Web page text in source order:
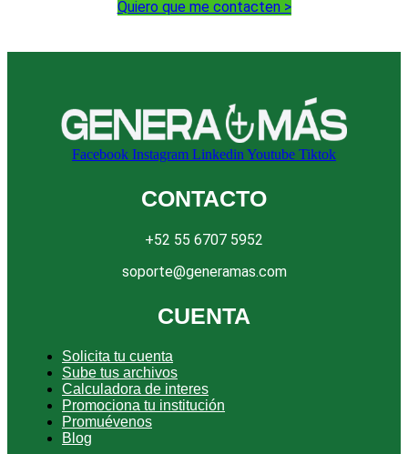
Quiero que me contacten >
Facebook Instagram Linkedin Youtube Tiktok
CONTACTO
+52 55 6707 5952
soporte@generamas.com
CUENTA
Solicita tu cuenta
Sube tus archivos
Calculadora de interes
Promociona tu institución
Promuévenos
Blog